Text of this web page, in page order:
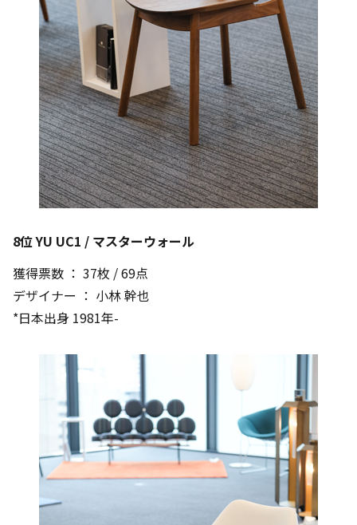
8位 YU UC1 / マスターウォール
獲得票数 ： 37枚 / 69点
デザイナー ： 小林 幹也
*日本出身 1981年-